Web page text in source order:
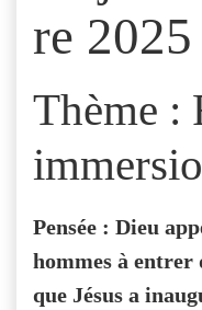
re 2025
Thème :
Pensée : Dieu
hommes à entrer
que Jésus a